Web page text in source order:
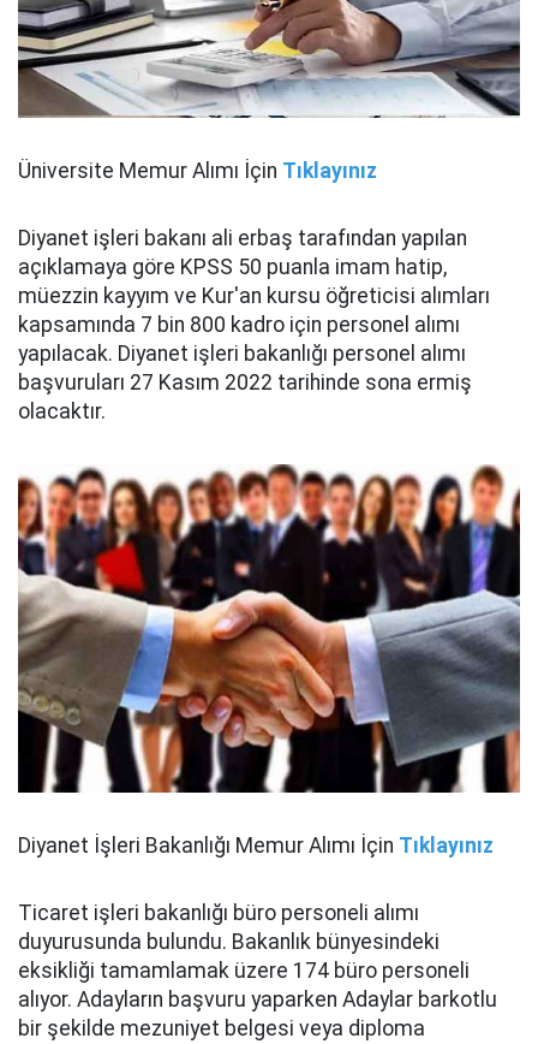
Üniversite Memur Alımı İçin Tıklayınız
Diyanet işleri bakanı ali erbaş tarafından yapılan
açıklamaya göre KPSS 50 puanla imam hatip,
müezzin kayyım ve Kur'an kursu öğreticisi alımları
kapsamında 7 bin 800 kadro için personel alımı
yapılacak. Diyanet işleri bakanlığı personel alımı
başvuruları 27 Kasım 2022 tarihinde sona ermiş
olacaktır.
Diyanet İşleri Bakanlığı Memur Alımı İçin Tıklayınız
Ticaret işleri bakanlığı büro personeli alımı
duyurusunda bulundu. Bakanlık bünyesindeki
eksikliği tamamlamak üzere 174 büro personeli
alıyor. Adayların başvuru yaparken Adaylar barkotlu
bir şekilde mezuniyet belgesi veya diploma